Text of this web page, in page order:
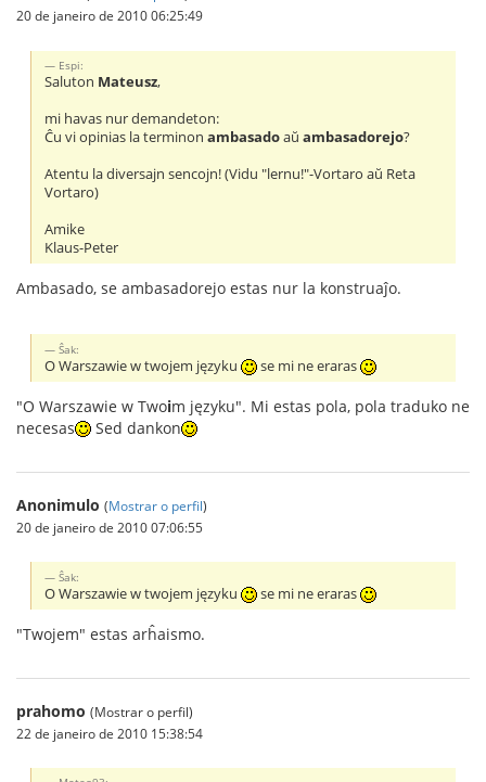
20 de janeiro de 2010 06:25:49
Espi:
Saluton Mateusz,
mi havas nur demandeton:
Ĉu vi opinias la terminonambasadoaŭambasadorejo?
Atentu la diversajn sencojn! (Vidu "lernu!"-Vortaro aŭ Reta
Vortaro)
Amike
Klaus-Peter
Ambasado, se ambasadorejo estas nur la konstruaĵo.
Ŝak:
O Warszawie w twojem języku se mi ne eraras
"O Warszawie w Twoim języku". Mi estas pola, pola traduko ne
necesas
Sed dankon
Anonimulo (Mostrar o perfil)
20 de janeiro de 2010 07:06:55
Ŝak:
O Warszawie w twojem języku se mi ne eraras
"Twojem" estas arĥaismo.
prahomo (Mostrar o perfil)
22 de janeiro de 2010 15:38:54